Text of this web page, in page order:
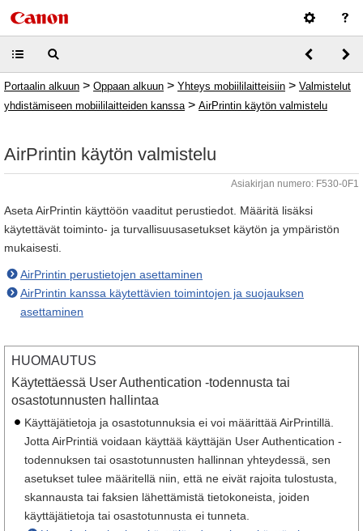
Portaalin alkuun > Oppaan alkuun > Yhteys mobiililaitteisiin > Valmistelut
yhdistämiseen mobiililaitteiden kanssa > AirPrintin käytön valmistelu
AirPrintin käytön valmistelu
Asiakirjan numero: F530-0F1
Aseta AirPrintin käyttöön vaaditut perustiedot. Määritä lisäksi
käytettävät toiminto- ja turvallisuusasetukset käytön ja ympäristön
mukaisesti.
AirPrintin perustietojen asettaminen
AirPrintin kanssa käytettävien toimintojen ja suojauksen
asettaminen
HUOMAUTUS
Käytettäessä User Authentication -todennusta tai
osastotunnusten hallintaa
Käyttäjätietoja ja osastotunnuksia ei voi määrittää AirPrintillä.
Jotta AirPrintiä voidaan käyttää käyttäjän User Authentication -
todennuksen tai osastotunnusten hallinnan yhteydessä, sen
asetukset tulee määritellä niin, että ne eivät rajoita tulostusta,
skannausta tai faksien lähettämistä tietokoneista, joiden
käyttäjätietoja tai osastotunnusta ei tunneta.